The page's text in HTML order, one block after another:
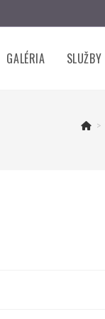
GALÉRIA SLUŽBY
>